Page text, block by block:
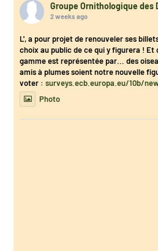
Groupe Ornithologique des
2 weeks ago
L', a pour projet de renouveler ses
choix au public de ce qui y figurera ! Et
gamme est représentée par... des
amis à plumes soient notre nouvelle
voter :surveys.ecb.europa.eu/10b/
Photo